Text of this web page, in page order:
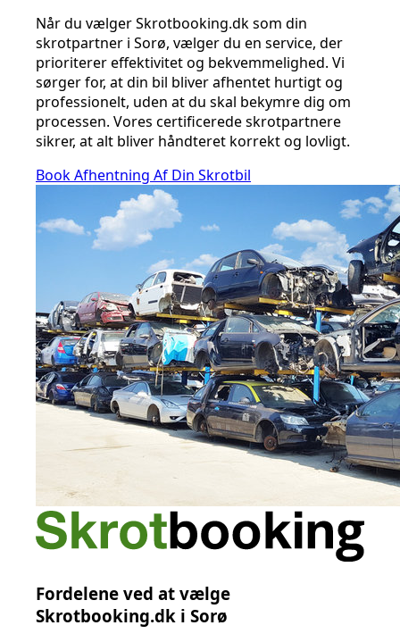
Når du vælger Skrotbooking.dk som din
skrotpartner i Sorø, vælger du en service, der
prioriterer effektivitet og bekvemmelighed. Vi
sørger for, at din bil bliver afhentet hurtigt og
professionelt, uden at du skal bekymre dig om
processen. Vores certificerede skrotpartnere
sikrer, at alt bliver håndteret korrekt og lovligt.
Book Afhentning Af Din Skrotbil
Fordelene ved at vælge
Skrotbooking.dk i Sorø